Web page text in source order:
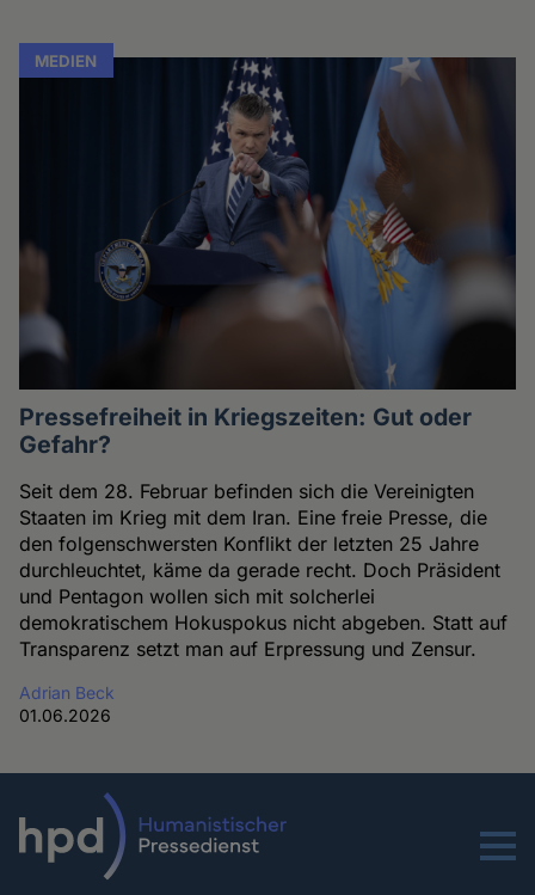
MEDIEN
Pressefreiheit in Kriegszeiten: Gut oder
Gefahr?
Seit dem 28. Februar befinden sich die Vereinigten
Staaten im Krieg mit dem Iran. Eine freie Presse, die
den folgenschwersten Konflikt der letzten 25 Jahre
durchleuchtet, käme da gerade recht. Doch Präsident
und Pentagon wollen sich mit solcherlei
demokratischem Hokuspokus nicht abgeben. Statt auf
Transparenz setzt man auf Erpressung und Zensur.
Adrian Beck
01.06.2026
Menu